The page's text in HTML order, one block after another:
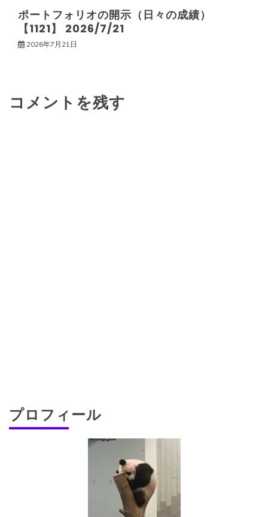
ポートフォリオの開示（日々の成績）
【1121】 2026/7/21
2026年7月21日
コメントを残す
プロフィール